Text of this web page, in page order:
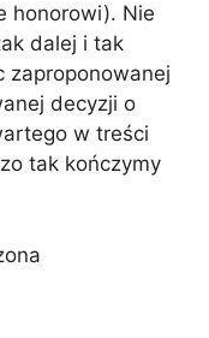
honorowi). Nie
dalej i tak
zaproponowanej
decyzji o
w treści
tak kończymy